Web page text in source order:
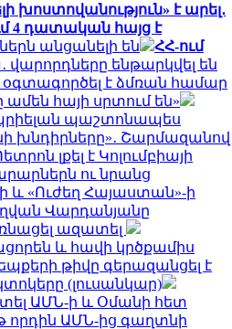
խոստովանություն» է արել․
4 դատական հայց է
անցանելի են
ՀՀ-ում
ենթարկվել են
օգտագործել է ձմռան համար
հայի սրտում են»
պաշտոնապես
խնդիրները»․ Շարմազանով
լքել է Կոլումբիայի
ու նրանց
և «Ուժեղ Հայաստան»-ի
Վարդանյանը
ազատել
և հավի կրծքամիս
թիվը գերազանցել է
(լուսանկար)
ԱՄՆ-ի և Օմանի հետ
որդին ԱՄՆ-ից գաղտնի